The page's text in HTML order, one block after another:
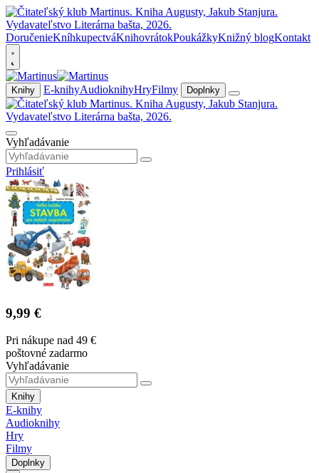
DoručenieKníhkupectváKnihovrátokPoukážkyKnižný blogKontakt
Knihy E-knihyAudioknihyHryFilmy Doplnky
Vyhľadávanie
Prihlásiť
9,99 €
Pri nákupe nad 49 €
poštovné zadarmo
Vyhľadávanie
Knihy
E-knihy
Audioknihy
Hry
Filmy
Doplnky